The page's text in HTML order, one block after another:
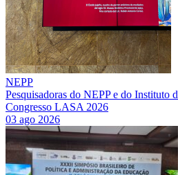
NEPP
Pesquisadoras do NEPP e do Instituto
Congresso LASA 2026
03 ago 2026